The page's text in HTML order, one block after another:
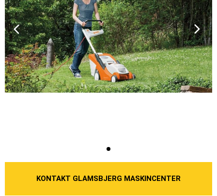
KONTAKT GLAMSBJERG MASKINCENTER